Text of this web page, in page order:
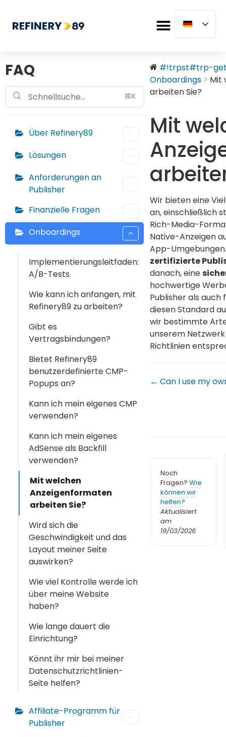
FAQ
⌘K
Über Refinery89
Lösungen
Anforderungen an
Publisher
Finanzielle Fragen
Onboardings
Implementierungsleitfaden:
A/B-Tests
Wie kann ich anfangen, mit
Refinery89 zu arbeiten?
Gibt es
Vertragsbindungen?
Bietet Refinery89
benutzerdefinierte CMP-
Popups an?
Kann ich mein eigenes CMP
verwenden?
Kann ich mein eigenes
AdSense als Backfill
verwenden?
Mit welchen
Anzeigenformaten
arbeiten Sie?
Wird sich die
Geschwindigkeit und das
Layout meiner Seite
auswirken?
Wie viel Kontrolle werde ich
über meine Website
haben?
Wie lange dauert die
Einrichtung?
Könnt ihr mir bei meiner
Datenschutzrichtlinien-
Seite helfen?
Affiliate-Programm für
Publisher
#!trpst#trp-
Onboardings
Mit
arbeiten Sie?
Mit
Wir bieten eine
an, einschließlich
Rich-Media-
Native-Anzeigen
App-
zertifizierte
danach, eine
hochwertige
Publisher als auch
diesen Standard
wir bestimmte
unserem
Richtlinien
← Can I use my
Noch
Fragen? Wie
können wir
helfen?
Aktualisiert
am
19/03/2026